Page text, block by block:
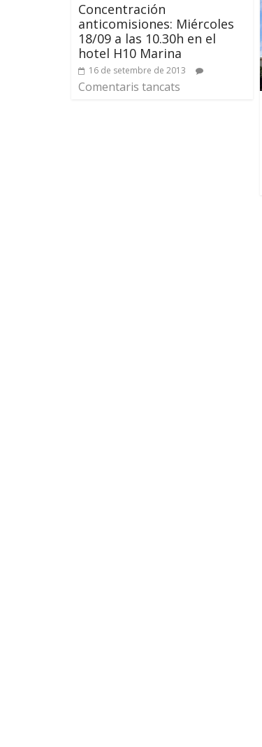
Concentración
anticomisiones: Miércoles
18/09 a las 10.30h en el
hotel H10 Marina
16 de setembre de 2013
Comentaris tancats